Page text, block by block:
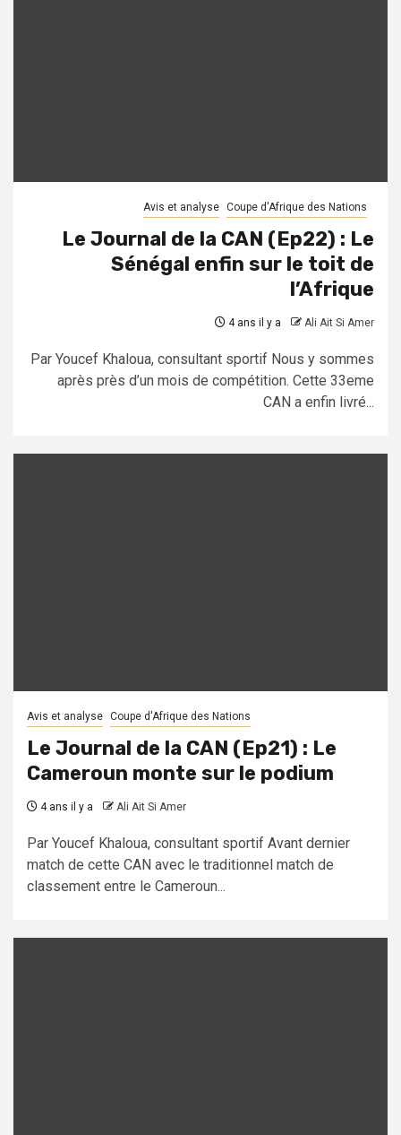
Avis et analyse Coupe d'Afrique des Nations
Le Journal de la CAN (Ep22) : Le
Sénégal enfin sur le toit de
l’Afrique
4 ans il y a Ali Ait Si Amer
Par Youcef Khaloua, consultant sportif Nous y sommes
après près d’un mois de compétition. Cette 33eme
CAN a enfin livré...
Avis et analyse Coupe d'Afrique des Nations
Le Journal de la CAN (Ep21) : Le
Cameroun monte sur le podium
4 ans il y a Ali Ait Si Amer
Par Youcef Khaloua, consultant sportif Avant dernier
match de cette CAN avec le traditionnel match de
classement entre le Cameroun...